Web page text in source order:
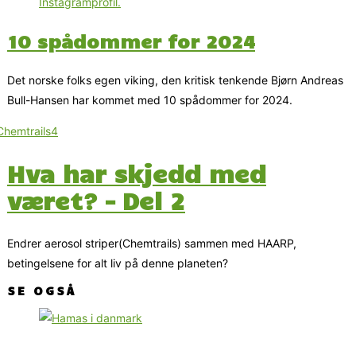
10 spådommer for 2024
Det norske folks egen viking, den kritisk tenkende Bjørn Andreas
Bull-Hansen har kommet med 10 spådommer for 2024.
Hva har skjedd med
været? – Del 2
Endrer aerosol striper(Chemtrails) sammen med HAARP,
betingelsene for alt liv på denne planeten?
SE OGSÅ